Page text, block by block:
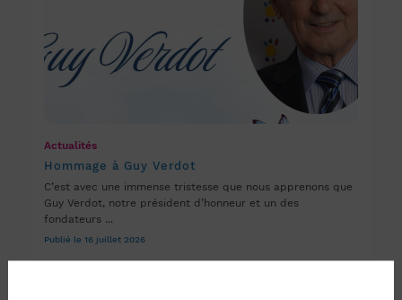
Actualités
Hommage à Guy Verdot
C’est avec une immense tristesse que nous apprenons que
Guy Verdot, notre président d’honneur et un des
fondateurs ...
Publié le 16 juillet 2026